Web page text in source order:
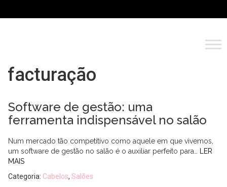
facturação
Software de gestão: uma
ferramenta indispensável no salão
Num mercado tão competitivo como aquele em que vivemos,
um software de gestão no salão é o auxiliar perfeito para…
LER
MAIS
Categoria: Cabelos, Salões